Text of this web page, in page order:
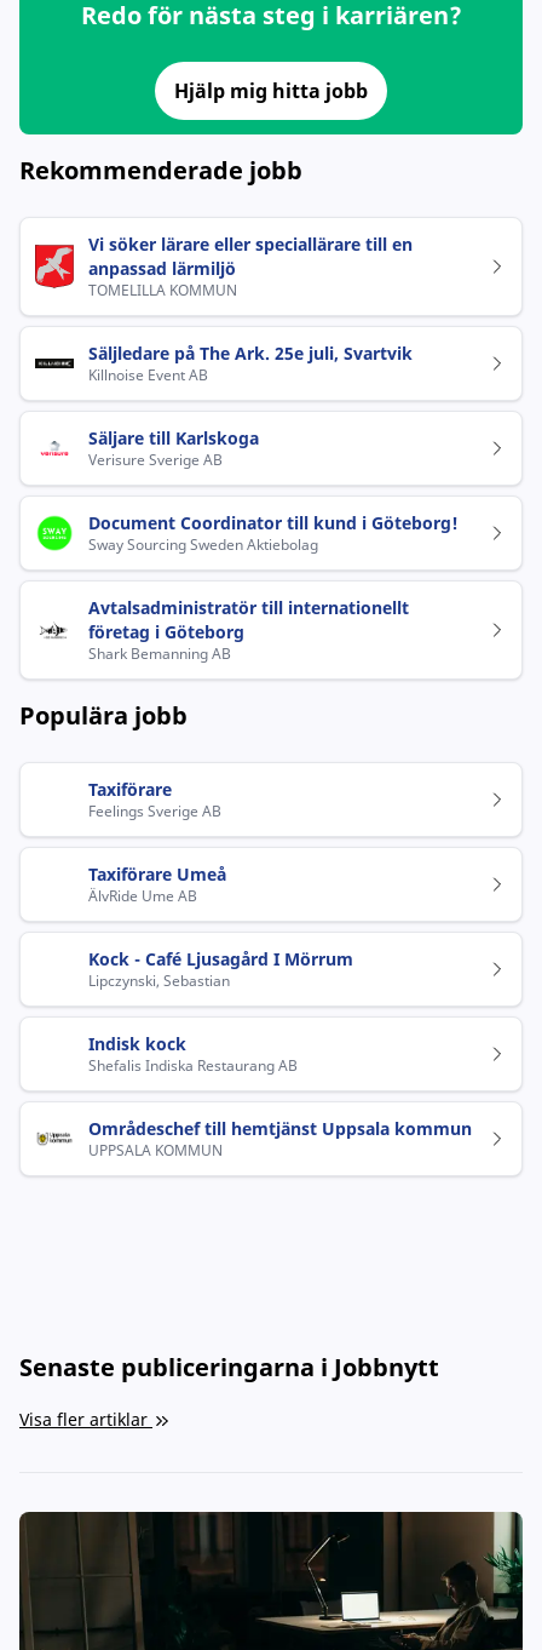
Redo för nästa steg i karriären?
Hjälp mig hitta jobb
Rekommenderade jobb
Vi söker lärare eller speciallärare till en
anpassad lärmiljö
TOMELILLA KOMMUN
Säljledare på The Ark. 25e juli, Svartvik
Killnoise Event AB
Säljare till Karlskoga
Verisure Sverige AB
Document Coordinator till kund i Göteborg!
Sway Sourcing Sweden Aktiebolag
Avtalsadministratör till internationellt
företag i Göteborg
Shark Bemanning AB
Populära jobb
Taxiförare
Feelings Sverige AB
Taxiförare Umeå
ÄlvRide Ume AB
Kock - Café Ljusagård I Mörrum
Lipczynski, Sebastian
Indisk kock
Shefalis Indiska Restaurang AB
Områdeschef till hemtjänst Uppsala kommun
UPPSALA KOMMUN
Senaste publiceringarna i Jobbnytt
Visa fler artiklar